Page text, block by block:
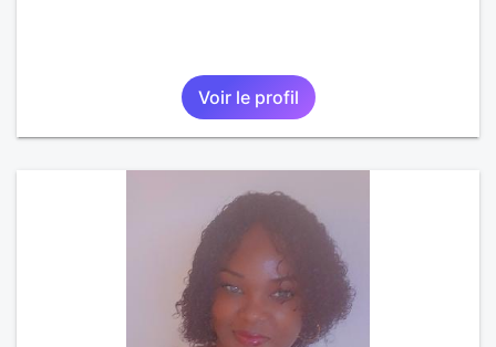
Voir le profil